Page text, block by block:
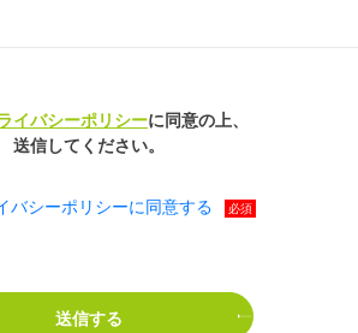
イバシーポリシーに同意の上、
送信してください。
バシーポリシーに同意する 必須